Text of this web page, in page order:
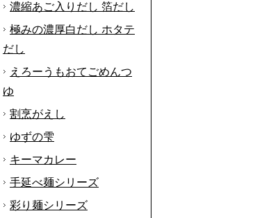
濃縮あご入りだし 箔だし
極みの濃厚白だし ホタテ
だし
えろーうもおてごめんつ
ゆ
割烹がえし
ゆずの雫
キーマカレー
手延べ麺シリーズ
彩り麺シリーズ